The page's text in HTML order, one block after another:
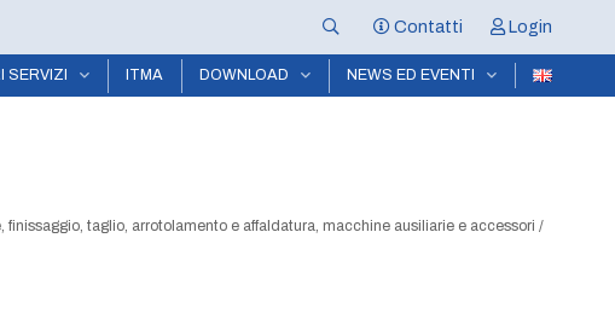
Contatti Login
SERVIZI ITMA DOWNLOAD NEWS ED EVENTI
taglio, arrotolamento e affaldatura, macchine ausiliarie e accessori /